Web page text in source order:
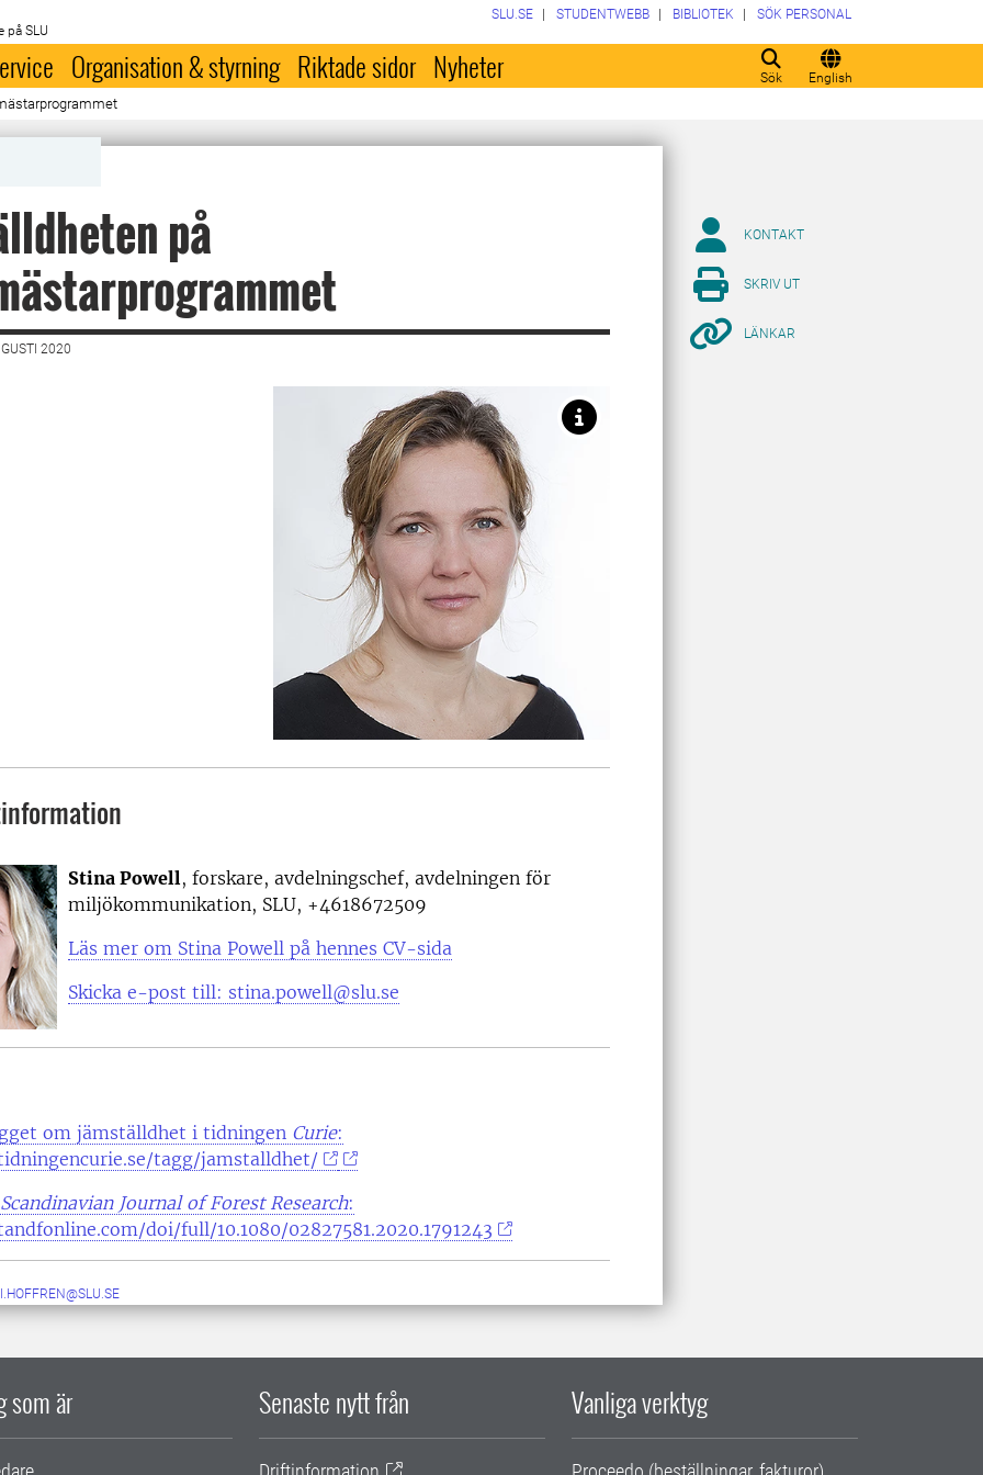
på SLU
Sök English
SLU.SE STUDENTWEBB BIBLIOTEK SÖK PERSONAL
Organisation & styrning Riktade sidor Nyheter
på
2020
Stina Powell, forskare, avdelningschef, avdelningen för
miljökommunikation, SLU, +4618672509
Läs mer om Stina Powell på hennes CV-sida
Skicka e-post till: stina.powell@slu.se
om jämställdhet i tidningen Curie:
tagg/jamstalldhet/
Scandinavian Journal of Forest Research:
doi/full/10.1080/02827581.2020.1791243
KONTAKT
SKRIV UT
LÄNKAR
som är Senaste nytt från Vanliga verktyg